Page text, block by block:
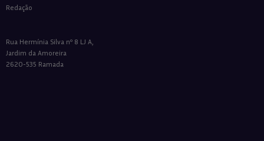
Redação
Rua Hermínia Silva nº 8 LJ A,
Jardim da Amoreira
2620-535 Ramada